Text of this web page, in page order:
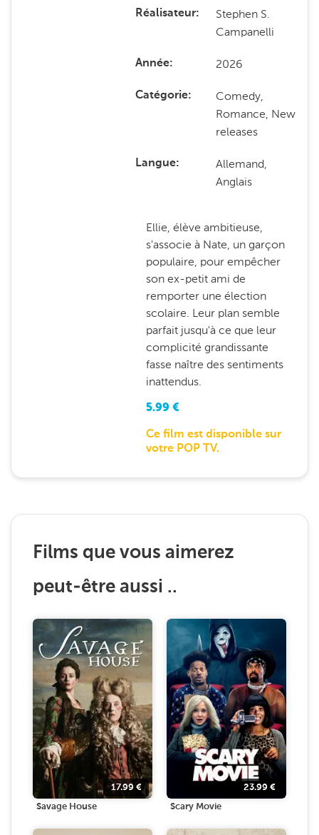
Réalisateur
Stephen S.
Campanelli
Année 2026
Catégorie
Comedy,
Romance, New
releases
Langue
Allemand,
Anglais
Ellie, élève ambitieuse,
s'associe à Nate, un garçon
populaire, pour empêcher
son ex-petit ami de
remporter une élection
scolaire. Leur plan semble
parfait jusqu'à ce que leur
complicité grandissante
fasse naître des sentiments
inattendus.
5.99 €
Ce film est disponible sur
votre POP TV.
Films que vous aimerez
peut-être aussi ..
17.99 €
Savage House
23.99 €
Scary Movie